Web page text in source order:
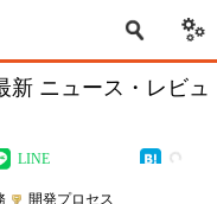
新 ニュース・レビュ
LINE
開発プロセス